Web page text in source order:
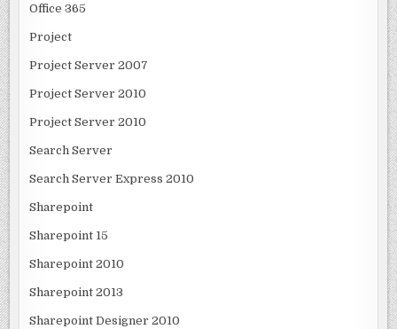
Office 365
Project
Project Server 2007
Project Server 2010
Project Server 2010
Search Server
Search Server Express 2010
Sharepoint
Sharepoint 15
Sharepoint 2010
Sharepoint 2013
Sharepoint Designer 2010